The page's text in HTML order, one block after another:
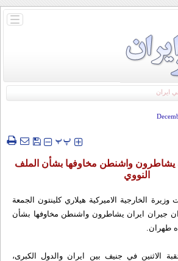
باز
ايران
‍‍‍ پپ
يشاطرون واشنطن مخاوفها بشأن الملف
النووي
الخارجية الاميركية هيلاري كلينتون الجمعة
ان جيران ايران يشاطرون واشنطن مخاوفها بشأن
طهران.
الاثنين في جنيف بين ايران والدول الكبرى،